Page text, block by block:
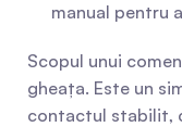
manual pentru
Scopul unui
gheața. Este un
contactul stabilit,